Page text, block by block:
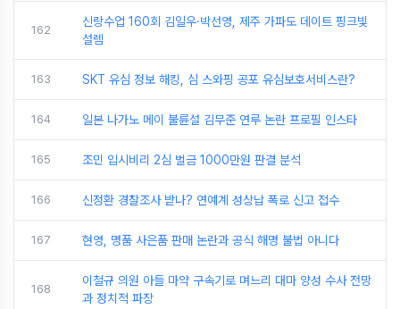
162
신랑수업 160회 김일우·박선영, 제주 가파도 데이트 핑크빛
설렘
163 SKT 유심 정보 해킹, 심 스와핑 공포 유심보호서비스란?
164 일본 나가노 메이 불륜설 김무준 연루 논란 프로필 인스타
165 조민 입시비리 2심 벌금 1000만원 판결 분석
166 신정환 경찰조사 받나? 연예계 성상납 폭로 신고 접수
167 현영, 명품 사은품 판매 논란과 공식 해명 불법 아니다
168
이철규 의원 아들 마약 구속기로 며느리 대마 양성 수사 전망
과 정치적 파장